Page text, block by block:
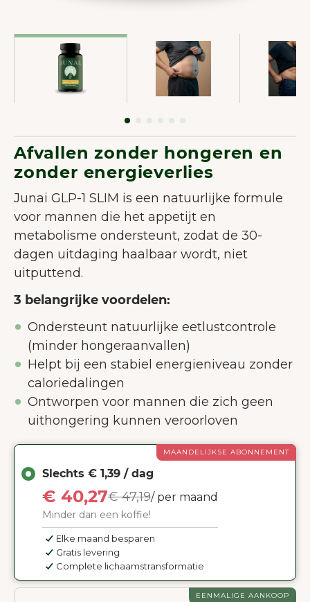
Afvallen zonder hongeren en
zonder energieverlies
Junai GLP-1 SLIM is een natuurlijke formule
voor mannen die het appetijt en
metabolisme ondersteunt, zodat de 30-
dagen uitdaging haalbaar wordt, niet
uitputtend.
3 belangrijke voordelen:
Ondersteunt natuurlijke eetlustcontrole
(minder hongeraanvallen)
Helpt bij een stabiel energieniveau zonder
caloriedalingen
Ontworpen voor mannen die zich geen
uithongering kunnen veroorloven
MAANDELIJKSE ABONNEMENT
Slechts € 1,39 / dag
€ 40,27€ 47,19/ per maand
Minder dan een koffie!
Elke maand besparen
Gratis levering
Complete lichaamstransformatie
EENMALIGE AANKOOP